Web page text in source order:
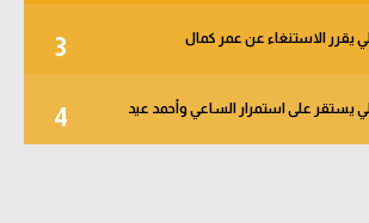
3 يقرر الاستنغاء عن عمر كمال
4 يستقر على استمرار الساعي وأحمد عيد